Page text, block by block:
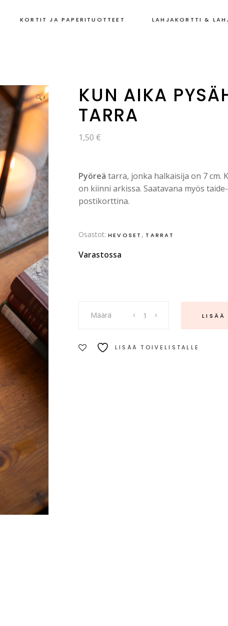
KORTIT JA PAPERITUOTTEET LAHJAKORTTI &
🔍
KUN AIKA
TARRA
1,50 €
Pyöreä tarra, jonka halkaisija on 7 cm.
on kiinni arkissa. Saatavana myös
postikorttina.
Osastot: HEVOSET , TARRAT
Varastossa
aika
Määrä LISÄÄ
LISÄÄ TOIVELISTALLE